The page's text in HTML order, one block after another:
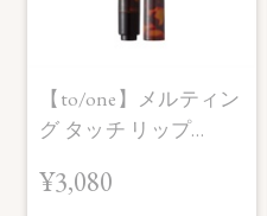
【to/one】メルティン
グ タッチ リップ
定品＞
¥3,080